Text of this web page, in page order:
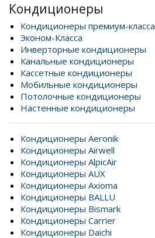
Кондиционеры
Кондиционеры премиум-класса
Эконом-Класса
Инверторные кондиционеры
Канальные кондиционеры
Кассетные кондиционеры
Мобильные кондиционеры
Потолочные кондиционеры
Настенные кондиционеры
Кондиционеры Aeronik
Кондиционеры Airwell
Кондиционеры AlpicAir
Кондиционеры AUX
Кондиционеры Axioma
Кондиционеры BALLU
Кондиционеры Bismark
Кондиционеры Carrier
Кондиционеры Daichi